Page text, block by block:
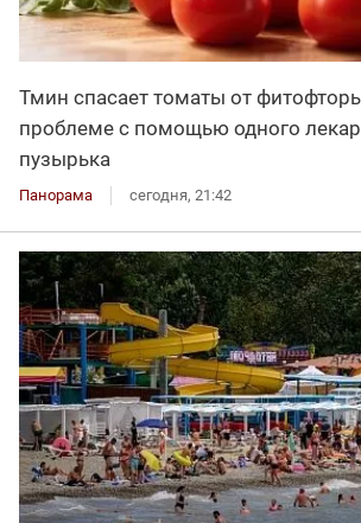
Тмин спасает томаты от
проблеме с помощью одного
пузырька
Панорама сегодня, 21:42